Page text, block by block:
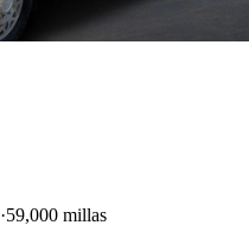
59,000 millas